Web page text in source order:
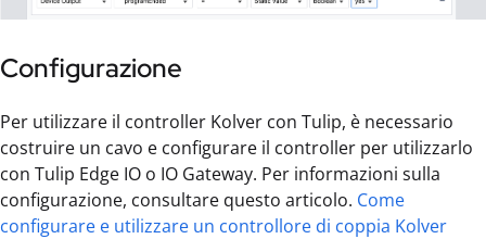
Configurazione
Per utilizzare il controller Kolver con Tulip, è necessario
costruire un cavo e configurare il controller per utilizzarlo
con Tulip Edge IO o IO Gateway. Per informazioni sulla
configurazione, consultare questo articolo. Come
configurare e utilizzare un controllore di coppia Kolver